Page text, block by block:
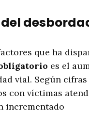
que ha
es el
vial. Según cifras
con víctimas
incrementado